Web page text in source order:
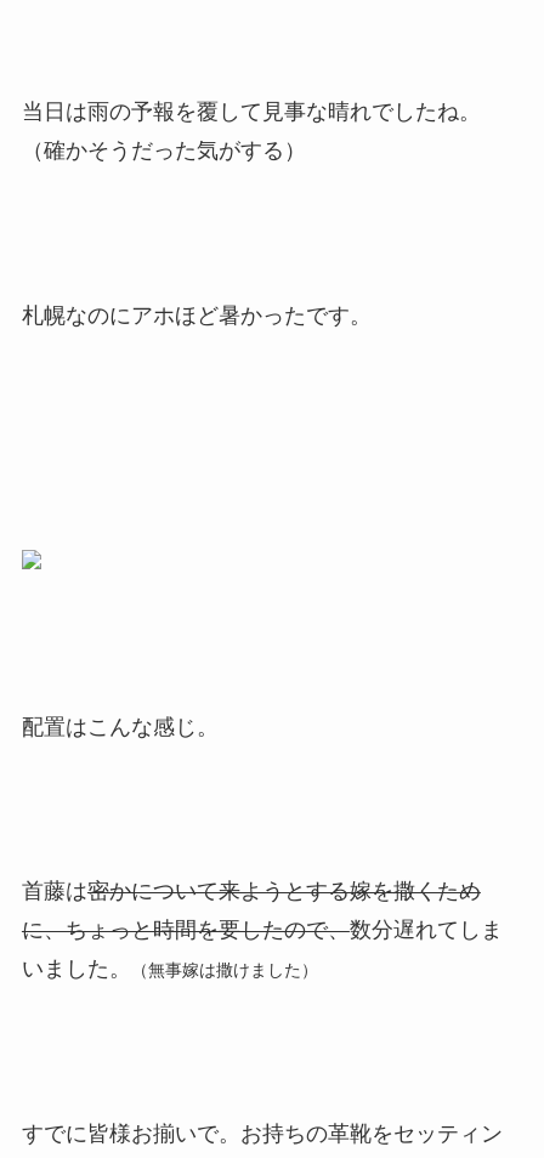
当日は雨の予報を覆して見事な晴れでしたね。
（確かそうだった気がする）
札幌なのにアホほど暑かったです。
配置はこんな感じ。
首藤は密かについて来ようとする嫁を撒くため
に、ちょっと時間を要したので、数分遅れてしま
いました。
（無事嫁は撒けました）
すでに皆様お揃いで。お持ちの革靴をセッティン